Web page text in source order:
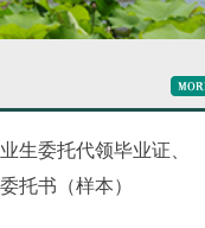
生委托代领毕业证、
托书（样本）